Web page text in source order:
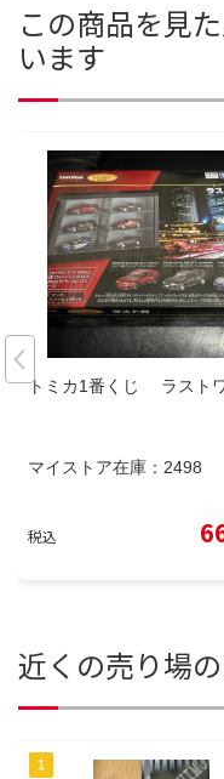
この商品を見
います
トミカ1番くじ ラスト
マイストア在庫： 2498
税込
近くの売り場